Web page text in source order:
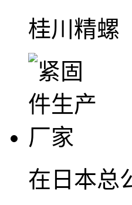
桂川精螺
在日本总